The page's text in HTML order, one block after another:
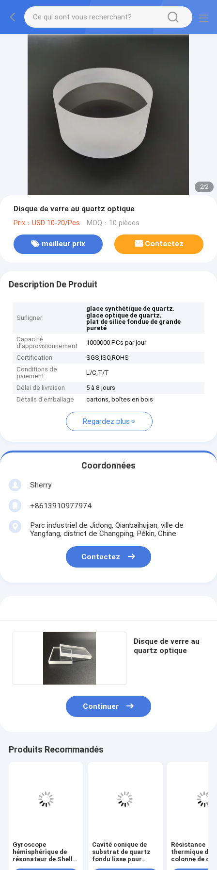
2/2
Disque de verre au quartz optique
Prix：USD 10-20/Pcs MOQ：10 pièces
meilleur prix Contactez
Description De Produit
Surligner
glace synthétique de quartz,
glace optique de quartz,
plat de silice fondue de grande
pureté
Capacité
d'approvisionnement
1000000 PCs par jour
Certification
SGS,ISO,ROHS
Conditions de
paiement
L/C,T/T
Délai de livraison
5 à 8 jours
Détails d'emballage
cartons, boîtes en bois
Regardez plus
Coordonnées
Sherry
+8613910977974
Parc industriel de Jidong, Qianbaihujian, ville de
Yangfang, district de Changping, Pékin, Chine
Contactez
Disque de verre au
quartz optique
Continuer
Produits Recommandés
Gyroscope
hémisphérique de
résonateur de Shell
Cavité conique de
substrat de quartz
fondu lisse pour
Résistance
thermique de
colonne de